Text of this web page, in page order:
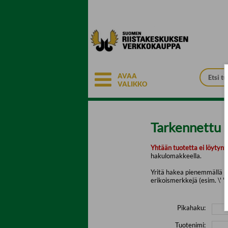
AVAA
VALIKKO
Tarkennettu
Yhtään tuotetta ei löytynyt.
hakulomakkeella.
Yritä hakea pienemmällä
erikoismerkkejä (esim. \' "
Pikahaku:
Tuotenimi: